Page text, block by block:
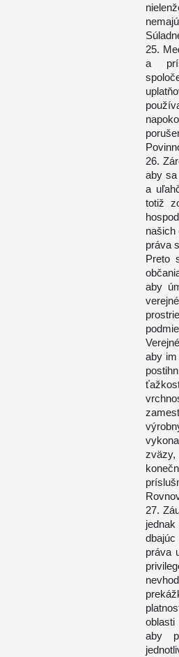
25.
a
26.
aby sa
a
totiž
našich
práva
Preto
aby
aby
27.
práva
aby